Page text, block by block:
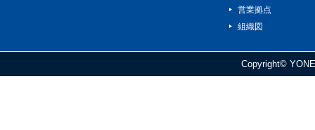
営業拠点
組織図
Copyright©